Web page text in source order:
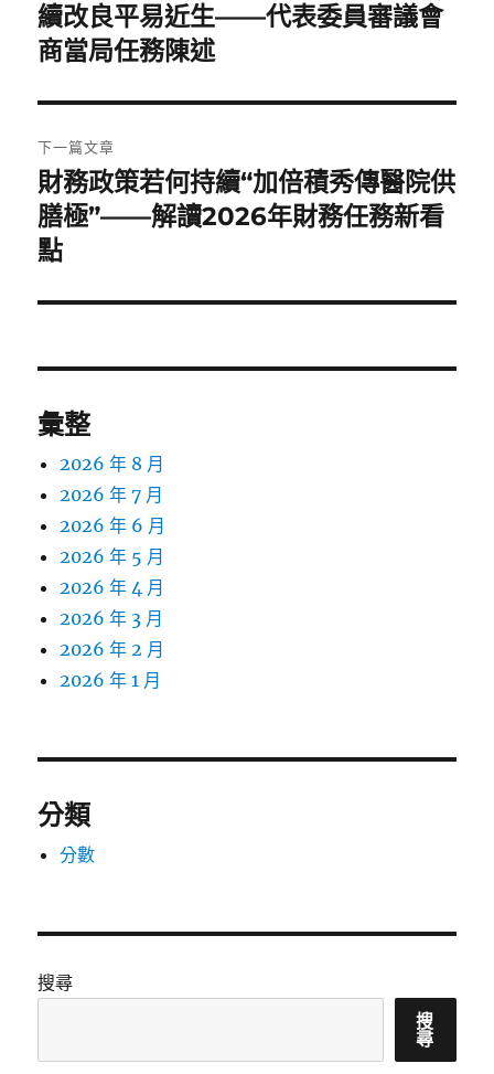
導
覽
一
篇
章:
續改良平易近生——代表委員審議會
商當局任務陳述
下一篇文章
下
一
篇
章:
財務政策若何持續“加倍積秀傳醫院供
膳極”——解讀2026年財務任務新看
點
彙整
2026 年 8 月
2026 年 7 月
2026 年 6 月
2026 年 5 月
2026 年 4 月
2026 年 3 月
2026 年 2 月
2026 年 1 月
分類
分數
搜尋
搜
尋